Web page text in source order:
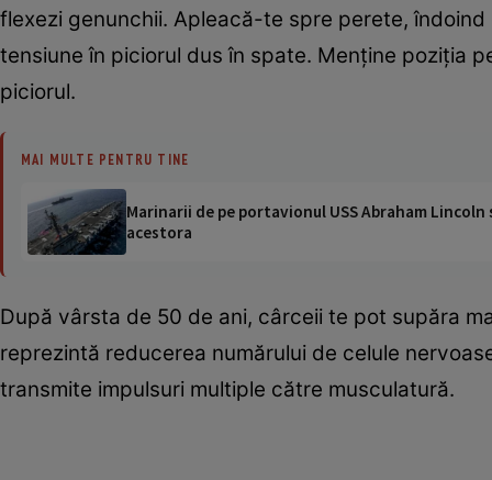
flexezi genunchii. Apleacă-te spre perete,
tensiune în piciorul dus în spate. Menţine poziţia
piciorul.
MAI MULTE PENTRU TINE
Marinarii de pe portavionul USS Abraham
acestora
După vârsta de 50 de ani, cârceii te pot supăra
reprezintă reducerea numărului de celule
transmite impulsuri multiple către musculatură.